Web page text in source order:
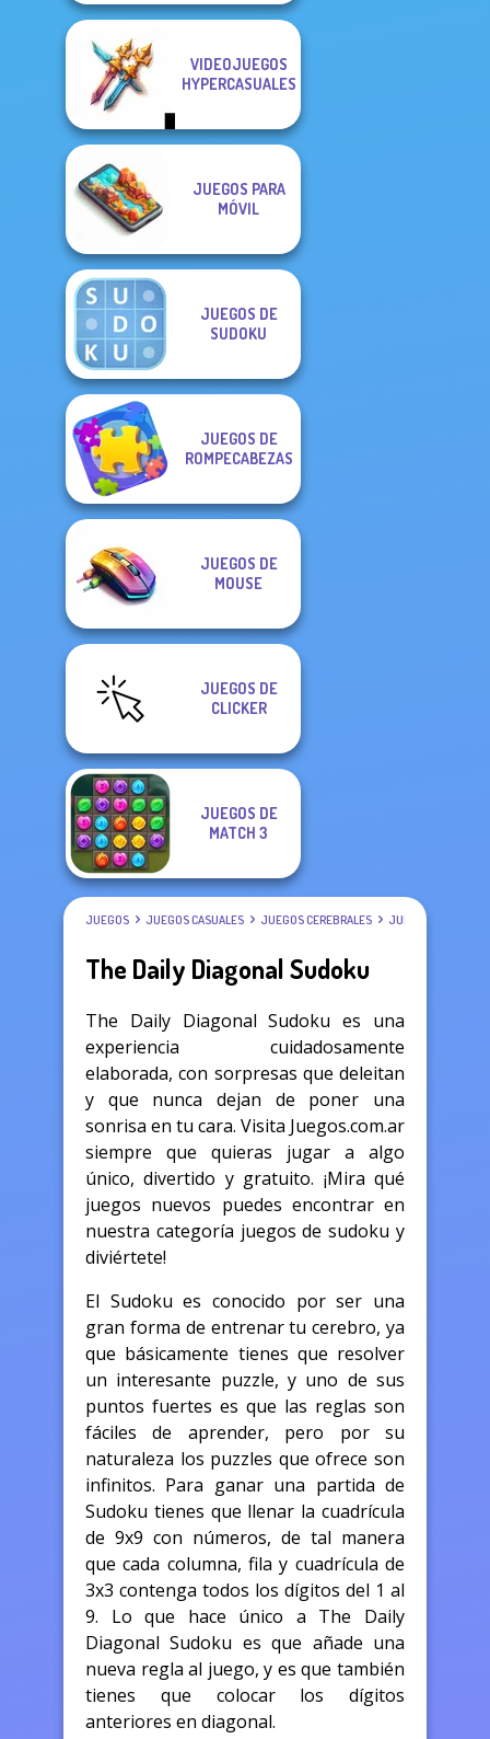
VIDEOJUEGOS
HYPERCASUALES
JUEGOS PARA
MÓVIL
JUEGOS DE
SUDOKU
JUEGOS DE
ROMPECABEZAS
JUEGOS DE
MOUSE
JUEGOS DE
CLICKER
JUEGOS DE
MATCH 3
JUEGOS JUEGOS CASUALES JUEGOS CEREBRALES JUEGOS DE
The Daily Diagonal Sudoku
The Daily Diagonal Sudoku es una
experiencia cuidadosamente
elaborada, con sorpresas que deleitan
y que nunca dejan de poner una
sonrisa en tu cara. Visita Juegos.com.ar
siempre que quieras jugar a algo
único, divertido y gratuito. ¡Mira qué
juegos nuevos puedes encontrar en
nuestra categoría juegos de sudoku y
diviértete!
El Sudoku es conocido por ser una
gran forma de entrenar tu cerebro, ya
que básicamente tienes que resolver
un interesante puzzle, y uno de sus
puntos fuertes es que las reglas son
fáciles de aprender, pero por su
naturaleza los puzzles que ofrece son
infinitos. Para ganar una partida de
Sudoku tienes que llenar la cuadrícula
de 9x9 con números, de tal manera
que cada columna, fila y cuadrícula de
3x3 contenga todos los dígitos del 1 al
9. Lo que hace único a The Daily
Diagonal Sudoku es que añade una
nueva regla al juego, y es que también
tienes que colocar los dígitos
anteriores en diagonal.